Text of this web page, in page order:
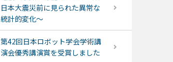
日本大震災前に見られた異常な
統計的変化～
第42回日本ロボット学会学術講
演会優秀講演賞を受賞しました